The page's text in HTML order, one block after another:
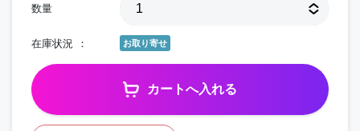
数量
在庫状況 お取り寄せ
カートへ入れる